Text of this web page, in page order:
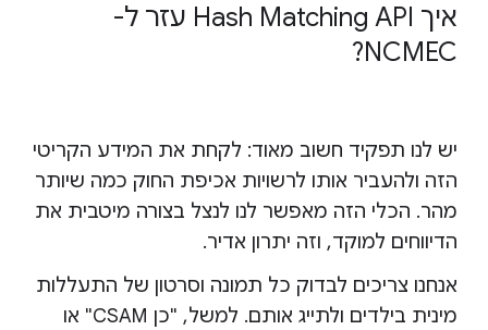
איך Hash Matching API עזר ל-
NCMEC?
יש לנו תפקיד חשוב מאוד: לקחת את המידע הקריטי
הזה ולהעביר אותו לרשויות אכיפת החוק כמה שיותר
מהר. הכלי הזה מאפשר לנו לנצל בצורה מיטבית את
הדיווחים למוקד, וזה יתרון אדיר.
אנחנו צריכים לבדוק כל תמונה וסרטון של התעללות
מינית בילדים ולתייג אותם. למשל, "כן CSAM" או